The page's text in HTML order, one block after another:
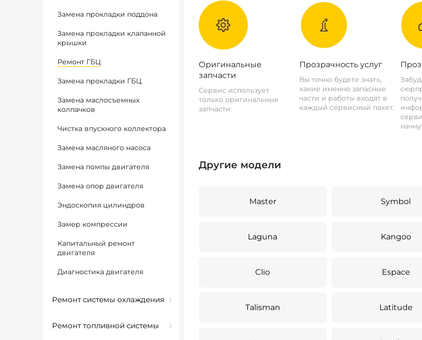
Замена прокладки поддона
Замена прокладки клапанной
крышки
Ремонт ГБЦ
Замена прокладки ГБЦ
Замена маслосъемных
колпачков
Чистка впускного коллектора
Замена масляного насоса
Замена помпы двигателя
Замена опор двигателя
Эндоскопия цилиндров
Замер компрессии
Капитальный ремонт
двигателя
Диагностика двигателя
Ремонт системы охлаждения
Ремонт топливной системы
Оригинальные
запчасти
Сервис использует
только оригинальные
запчасти
Прозрачность услуг
Вы точно будете знать,
какие именно запасные
части и работы входят в
каждый сервисный пакет.
Другие модели
Master Symbol
Laguna Kangoo
Clio Espace
Talisman Latitude